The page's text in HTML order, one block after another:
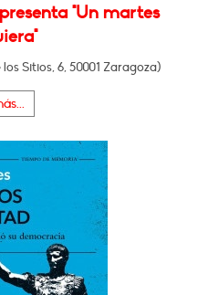
"Un martes
Sitios, 6, 50001 Zaragoza)